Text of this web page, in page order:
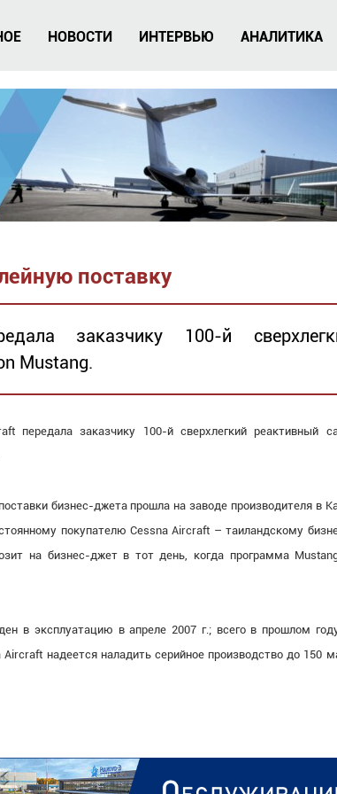
НОВОСТИ ИНТЕРВЬЮ АНАЛИТИКА
поставку
заказчику 100-й
Mustang.
передала заказчику 100-й сверхлегкий реактивный
бизнес-джета прошла на заводе производителя в
покупателю Cessna Aircraft – таиландскому
на бизнес-джет в тот день, когда программа
в эксплуатацию в апреле 2007 г.; всего в прошлом
надеется наладить серийное производство до 150